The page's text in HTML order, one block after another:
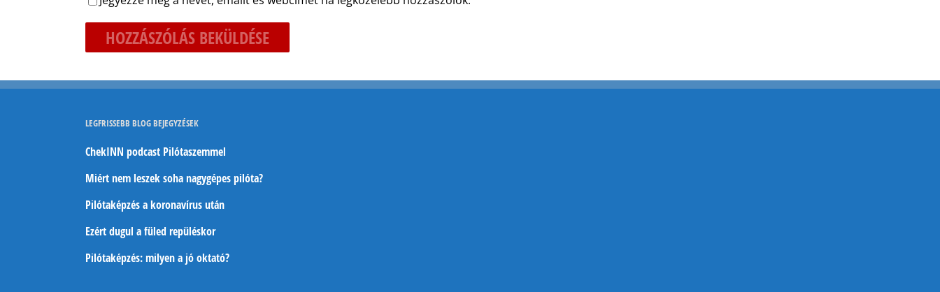
LEGFRISSEBB BLOG BEJEGYZÉSEK
ChekINN podcast Pilótaszemmel
Miért nem leszek soha nagygépes pilóta?
Pilótaképzés a koronavírus után
Ezért dugul a füled repüléskor
Pilótaképzés: milyen a jó oktató?